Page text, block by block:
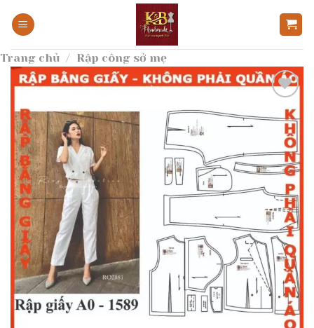
qua
dung
Trang chủ / Rập công sở mẹ
Add to
wishlist